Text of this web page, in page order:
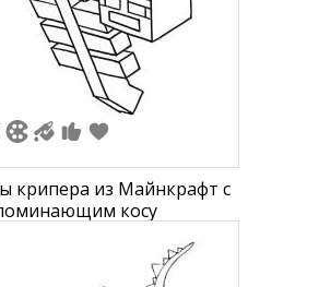
крипера из Майнкрафт с
косу